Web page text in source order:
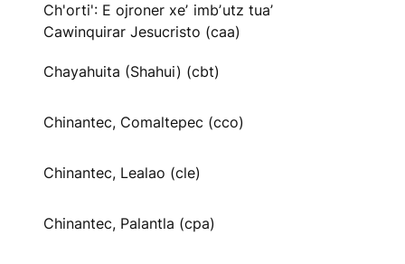
Ch'orti': E ojroner xeʼ imbʼutz tuaʼ
Cawinquirar Jesucristo (caa)
Chayahuita (Shahui) (cbt)
Chinantec, Comaltepec (cco)
Chinantec, Lealao (cle)
Chinantec, Palantla (cpa)